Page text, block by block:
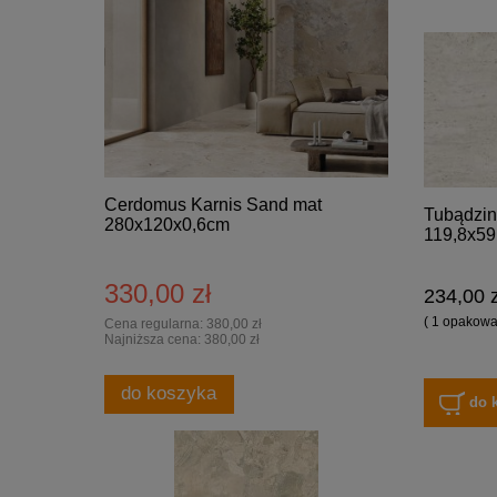
Cerdomus Karnis Sand mat
280x120x0,6cm
330,00 zł
Cena regularna: 380,00 zł
Najniższa cena: 380,00 zł
do koszyka
234,00
( 1
do